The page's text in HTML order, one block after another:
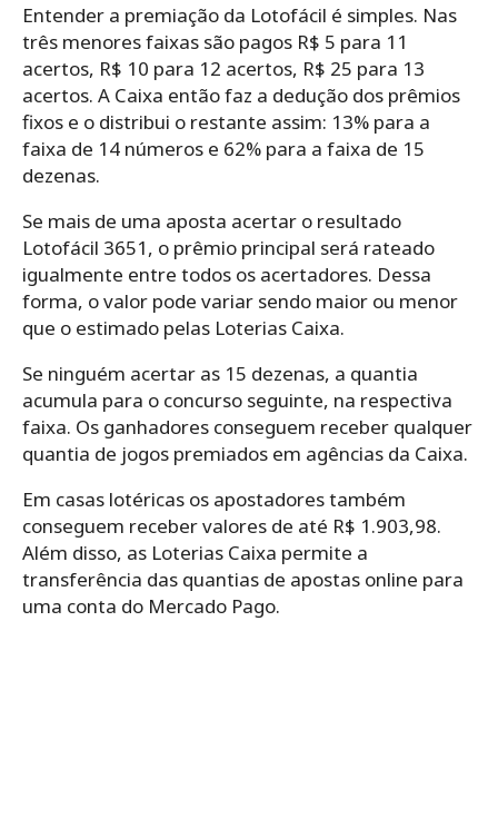
Entender a premiação da Lotofácil é simples. Nas
três menores faixas são pagos R$ 5 para 11
acertos, R$ 10 para 12 acertos, R$ 25 para 13
acertos. A Caixa então faz a dedução dos prêmios
fixos e o distribui o restante assim: 13% para a
faixa de 14 números e 62% para a faixa de 15
dezenas.
Se mais de uma aposta acertar o resultado
Lotofácil 3651, o prêmio principal será rateado
igualmente entre todos os acertadores. Dessa
forma, o valor pode variar sendo maior ou menor
que o estimado pelas Loterias Caixa.
Se ninguém acertar as 15 dezenas, a quantia
acumula para o concurso seguinte, na respectiva
faixa. Os ganhadores conseguem receber qualquer
quantia de jogos premiados em agências da Caixa.
Em casas lotéricas os apostadores também
conseguem receber valores de até R$ 1.903,98.
Além disso, as Loterias Caixa permite a
transferência das quantias de apostas online para
uma conta do Mercado Pago.